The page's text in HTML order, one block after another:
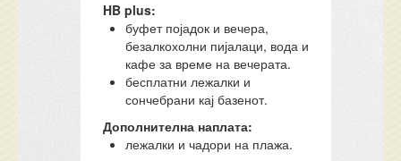
HB plus:
буфет појадок и вечера,
безалкохолни пијалаци, вода и
кафе за време на вечерата.
бесплатни лежалки и
сончебрани кај базенот.
Дополнителна наплата:
лежалки и чадори на плажа.